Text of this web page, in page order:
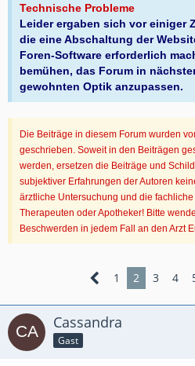
Technische Probleme
Leider ergaben sich vor einiger
die eine Abschaltung der
Foren-Software erforderlich
bemühen, das Forum in
gewohnten Optik anzupassen.
Die Beiträge in diesem Forum wurden
geschrieben. Soweit in den Beiträgen
werden, ersetzen die Beiträge und
subjektiver Erfahrungen der Autoren
ärztliche Untersuchung und die
Therapeuten oder Apotheker! Bitte
Beschwerden in jedem Fall an den Arzt
1 2 3 4
Cassandra
Gast